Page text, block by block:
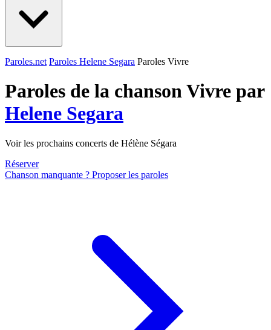
Paroles.net Paroles Helene Segara Paroles Vivre
Paroles de la chanson Vivre par
Helene Segara
Voir les prochains concerts de Hélène Ségara
Réserver
Chanson manquante ? Proposer les paroles